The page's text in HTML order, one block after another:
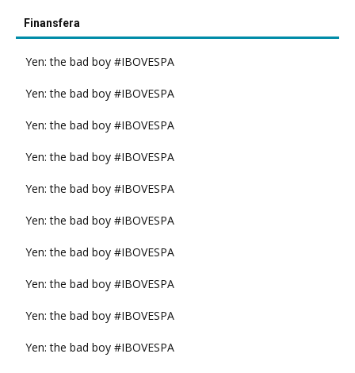
Finansfera
Yen: the bad boy #IBOVESPA
Yen: the bad boy #IBOVESPA
Yen: the bad boy #IBOVESPA
Yen: the bad boy #IBOVESPA
Yen: the bad boy #IBOVESPA
Yen: the bad boy #IBOVESPA
Yen: the bad boy #IBOVESPA
Yen: the bad boy #IBOVESPA
Yen: the bad boy #IBOVESPA
Yen: the bad boy #IBOVESPA